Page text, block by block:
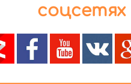
соцсетях